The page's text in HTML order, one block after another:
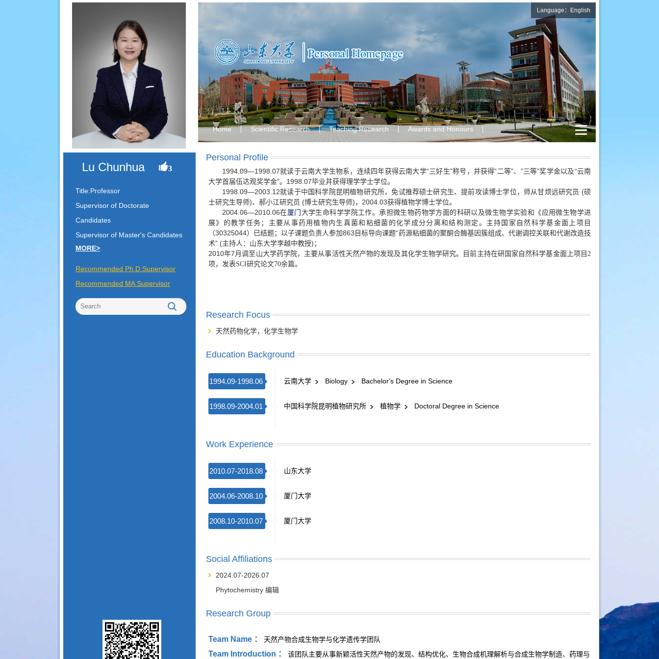
Lu Chunhua 3
Title:Professor
Supervisor of Doctorate
Candidates
Supervisor of Master's Candidates
MORE>
Recommended Ph.D.Supervisor
Recommended MA Supervisor
Language：English
Home Scientific Research Teaching Research Awards and Honours
Personal Profile
1994.09—1998.07就读于云南大学生物系，连续四年获得云南大学“三好生”称号，并获得”二等”、 ”三等”奖学金以及“云南
大学首届伍达观奖学金”。 1998.07毕业并获得理学学士学位。
1998.09—2003.12就读于中国科学院昆明植物研究所，免试推荐硕士研究生、提前攻读博士学位，师从甘烦远研究员 (硕
士研究生导师)、郝小江研究员 (博士研究生导师) ， 2004.03获得植物学博士学位。
2004.06—2010.06在厦门 大学生命科学学院工作。承担微生物药物学方面的科研以及微生物学实验和《应用微生物学进
展》的教学任务；主要从事药用植物内生真菌和粘细菌的化学成分分离和结构测定。主持国家自然科学基金面上项目
（30325044）已结题；以子课题负责人参加863 目标导向课题“ 药源粘细菌的聚酮合酶基因簇组成、代谢调控关联和代谢改造技
术” (主持人： 山东大学李越中教授) ；
2010年7月调至山大学药学院，主要从事活性天然产物的发现及其化学生物学研究。目前主持在研国家自然科学基金面上项目2
项，发表SCI研究论文70余篇。
Research Focus
天然药物化学，化学生物学
Education Background
1994.09-1998.06 云南大学 Biology Bachelor's Degree in Science
1998.09-2004.01 中国科学院昆明植物研究所 植物学 Doctoral Degree in Science
Work Experience
2010.07-2018.08 山东大学
2004.06-2008.10 厦门大学
2008.10-2010.07 厦门大学
Social Affiliations
2024.07-2026.07
Phytochemistry 编辑
Research Group
Team Name ： 天然产物合成生物学与化学遗传学团队
Team Introduction ： 该团队主要从事新颖活性天然产物的发现、结构优化、生物合成机理解析与合成生物学制造、药理与